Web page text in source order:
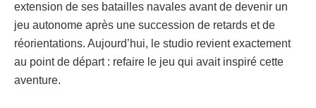
extension de ses batailles navales avant de devenir un
jeu autonome après une succession de retards et de
réorientations. Aujourd’hui, le studio revient exactement
au point de départ : refaire le jeu qui avait inspiré cette
aventure.